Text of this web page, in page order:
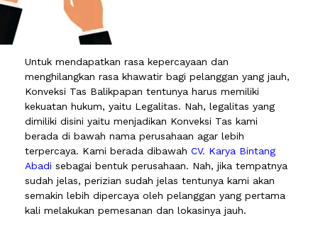
Untuk mendapatkan rasa kepercayaan dan
menghilangkan rasa khawatir bagi pelanggan yang jauh,
Konveksi Tas Balikpapan tentunya harus memiliki
kekuatan hukum, yaitu Legalitas. Nah, legalitas yang
dimiliki disini yaitu menjadikan Konveksi Tas kami
berada di bawah nama perusahaan agar lebih
terpercaya. Kami berada dibawah CV. Karya Bintang
Abadi sebagai bentuk perusahaan. Nah, jika tempatnya
sudah jelas, perizian sudah jelas tentunya kami akan
semakin lebih dipercaya oleh pelanggan yang pertama
kali melakukan pemesanan dan lokasinya jauh.